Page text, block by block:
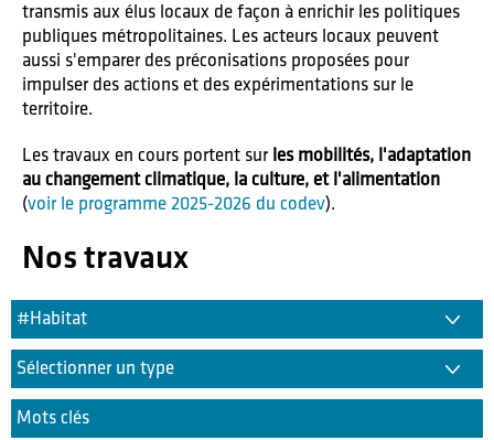
transmis aux élus locaux de façon à enrichir les politiques
publiques métropolitaines. Les acteurs locaux peuvent
aussi s'emparer des préconisations proposées pour
impulser des actions et des expérimentations sur le
territoire.
Les travaux en cours portent sur les mobilités, l'adaptation
au changement climatique, la culture, et l'alimentation
(voir le programme 2025-2026 du codev).
Nos travaux